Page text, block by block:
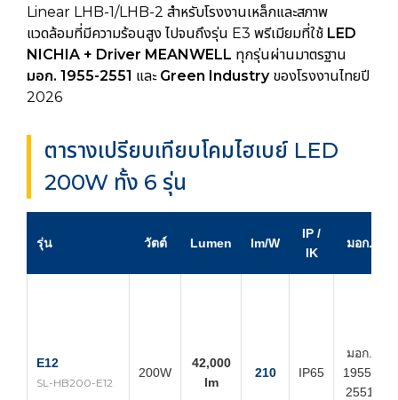
Linear LHB-1/LHB-2 สำหรับโรงงานเหล็กและสภาพ
แวดล้อมที่มีความร้อนสูง ไปจนถึงรุ่น E3 พรีเมียมที่ใช้ LED
NICHIA + Driver MEANWELL ทุกรุ่นผ่านมาตรฐาน
มอก. 1955-2551 และ Green Industryของโรงงานไทยปี
2026
ตารางเปรียบเทียบโคมไฮเบย์ LED
200W ทั้ง 6 รุ่น
รุ่น วัตต์ Lumen lm/W
IP /
IK
มอก.
E12
SL-HB200-E12
200W
42,000
lm
210 IP65
มอก.
1955-
2551